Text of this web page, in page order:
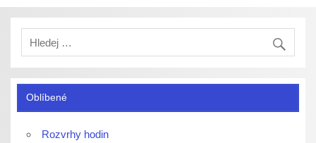
Oblíbené
Rozvrhy hodin